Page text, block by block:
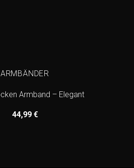
ARMBÄNDER
Armband – Elegant
44,99 €